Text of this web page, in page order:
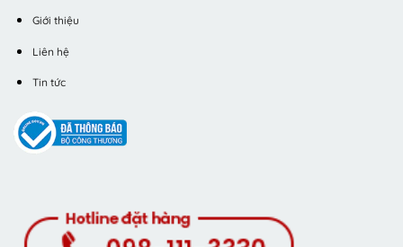
Giới thiệu
Liên hệ
Tin tức